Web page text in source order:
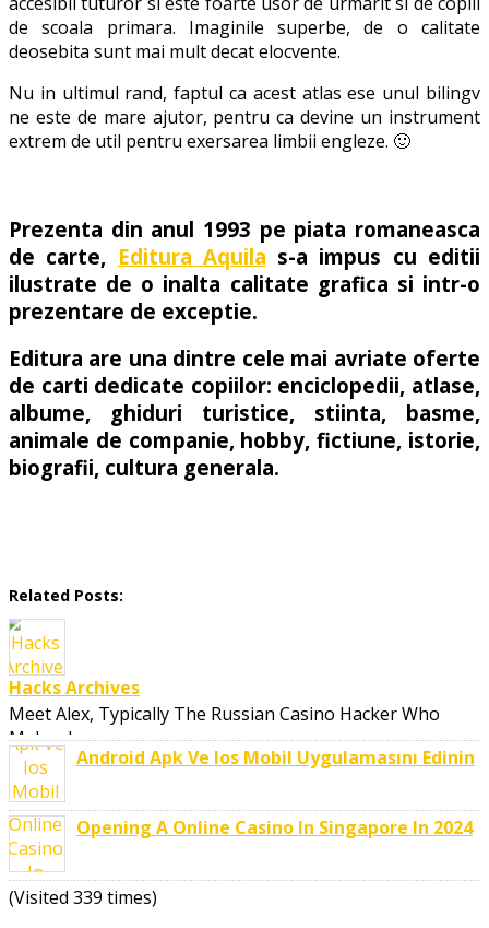
de scoala primara. Imaginile superbe, de o calitate
deosebita sunt mai mult decat elocvente.
Nu in ultimul rand, faptul ca acest atlas ese unul bilingv
ne este de mare ajutor, pentru ca devine un instrument
extrem de util pentru exersarea limbii engleze. 🙂
Prezenta din anul 1993 pe piata romaneasca
de carte, Editura Aquila s-a impus cu editii
ilustrate de o inalta calitate grafica si intr-o
prezentare de exceptie.
Editura are una dintre cele mai avriate oferte
de carti dedicate copiilor: enciclopedii, atlase,
albume, ghiduri turistice, stiinta, basme,
animale de companie, hobby, fictiune, istorie,
biografii, cultura generala.
Related Posts:
Hacks Archives
Meet Alex, Typically The Russian Casino Hacker Who
Makes Large ..
Android Apk Ve Ios Mobil Uygulamasını Edinin
Opening A Online Casino In Singapore In 2024
(Visited 339 times)